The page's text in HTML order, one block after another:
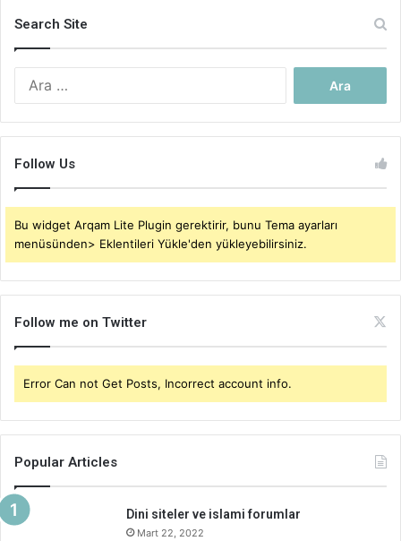
Search Site
Follow Us
Bu widget Arqam Lite Plugin gerektirir, bunu Tema ayarları
menüsünden> Eklentileri Yükle'den yükleyebilirsiniz.
Follow me on Twitter
Error Can not Get Posts, Incorrect account info.
Popular Articles
Dini siteler ve islami forumlar
Mart 22, 2022